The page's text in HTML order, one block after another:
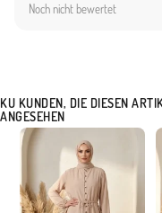
Noch nicht bewertet
KU KUNDEN, DIE DIESEN
ANGESEHEN